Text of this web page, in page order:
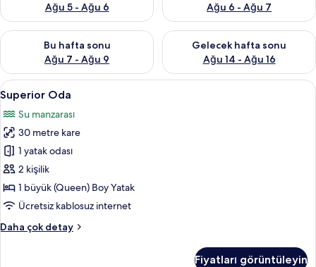
Ağu 5 - Ağu 6
Ağu 6 - Ağu 7
Bu hafta sonu
Ağu 7 - Ağu 9
Bu hafta sonu için müsaitliği kontrol et Ağu 7 - Ağu 9
Gelecek hafta sonu
Ağu 14 - Ağu 16
Önümüzdeki hafta sonu için
Superior
Oda
için
tüm
fotoğrafları
görün
Superior Oda | 1 yatak odası,
18
Superior Oda
Su manzarası
30 metre kare
1 yatak odası
2 kişilik
1 büyük (Queen) Boy Yatak
Ücretsiz kablosuz internet
Daha çok detay
Superior
Fiyatları görüntüleyin